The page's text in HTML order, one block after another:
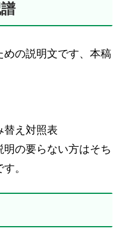
めの説明文です、本稿
え対照表
の要らない方はそち
。